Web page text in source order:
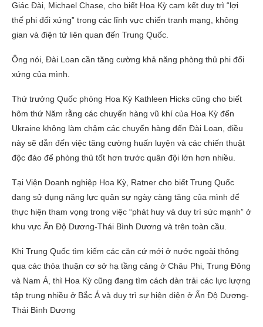
Giác Đài, Michael Chase, cho biết Hoa Kỳ cam kết duy trì “lợi
thế phi đối xứng” trong các lĩnh vực chiến tranh mạng, không
gian và điện tử liên quan đến Trung Quốc.
Ông nói, Đài Loan cần tăng cường khả năng phòng thủ phi đối
xứng của mình.
Thứ trưởng Quốc phòng Hoa Kỳ Kathleen Hicks cũng cho biết
hôm thứ Năm rằng các chuyến hàng vũ khí của Hoa Kỳ đến
Ukraine không làm chậm các chuyến hàng đến Đài Loan, điều
này sẽ dẫn đến việc tăng cường huấn luyện và các chiến thuật
độc đáo để phòng thủ tốt hơn trước quân đội lớn hơn nhiều.
Tại Viện Doanh nghiệp Hoa Kỳ, Ratner cho biết Trung Quốc
đang sử dụng năng lực quân sự ngày càng tăng của mình để
thực hiện tham vọng trong việc “phát huy và duy trì sức mạnh” ở
khu vực Ấn Độ Dương-Thái Bình Dương và trên toàn cầu.
Khi Trung Quốc tìm kiếm các căn cứ mới ở nước ngoài thông
qua các thỏa thuận cơ sở hạ tầng cảng ở Châu Phi, Trung Đông
và Nam Á, thì Hoa Kỳ cũng đang tìm cách dàn trải các lực lượng
tập trung nhiều ở Bắc Á và duy trì sự hiện diện ở Ấn Độ Dương-
Thái Bình Dương